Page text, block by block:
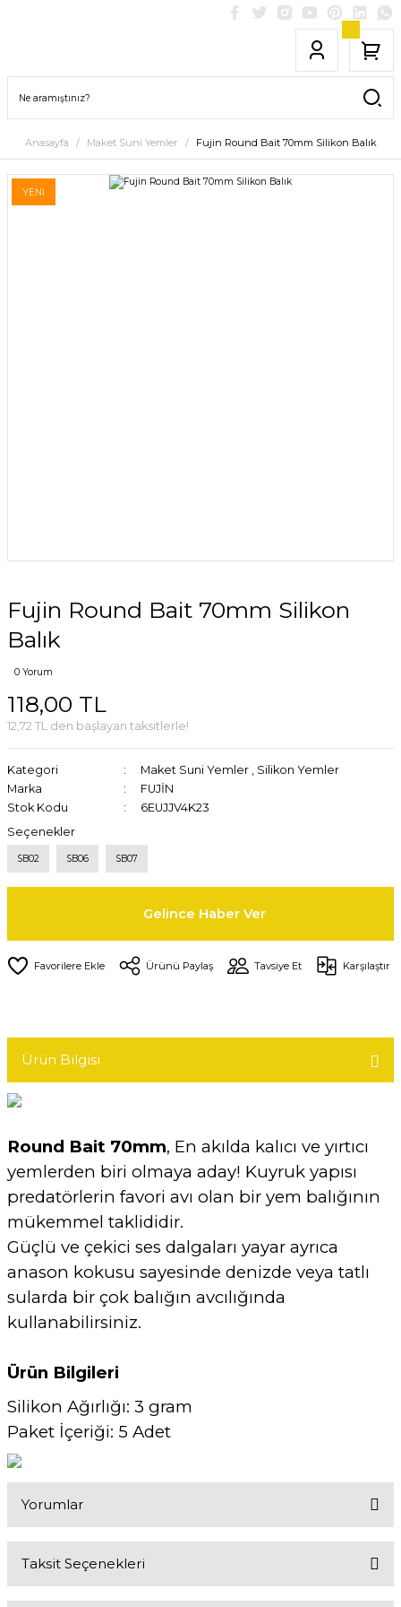
Anasayfa Maket Suni Yemler Fujin Round Bait 70mm Silikon Balık
YENİ
Fujin Round Bait 70mm Silikon
Balık
0 Yorum
118,00 TL
12,72 TL den başlayan taksitlerle!
Kategori Maket Suni Yemler , Silikon Yemler
Marka
FUJİN
Stok Kodu
6EUJJV4K23
Seçenekler
SB02 SB06 SB07
Gelince Haber Ver
Ürünü Paylaş Tavsiye Et Karşılaştır
Ürün Bilgisi
Round Bait 70mm, En akılda kalıcı ve yırtıcı
yemlerden biri olmaya aday! Kuyruk yapısı
predatörlerin favori avı olan bir yem balığının
mükemmel taklididir.
Güçlü ve çekici ses dalgaları yayar ayrıca
anason kokusu sayesinde denizde veya tatlı
sularda bir çok balığın avcılığında
kullanabilirsiniz.
Ürün Bilgileri
Silikon Ağırlığı: 3 gram
Paket İçeriği: 5 Adet
Yorumlar
Taksit Seçenekleri